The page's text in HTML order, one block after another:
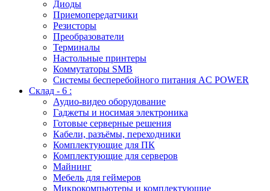
Диоды
Приемопередатчики
Резисторы
Преобразователи
Терминалы
Настольные принтеры
Коммутаторы SMB
Системы бесперебойного питания AC POWER
Склад - 6 :
Аудио-видео оборудование
Гаджеты и носимая электроника
Готовые серверные решения
Кабели, разъёмы, переходники
Комплектующие для ПК
Комплектующие для серверов
Майнинг
Мебель для геймеров
Микрокомпьютеры и комплектующие